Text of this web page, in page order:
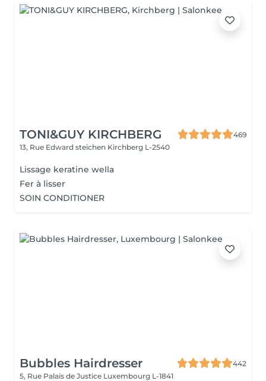
TONI&GUY KIRCHBERG
469
13, Rue Edward steichen Kirchberg L-2540
Lissage keratine wella
Fer à lisser
SOIN CONDITIONER
Bubbles Hairdresser
442
5, Rue Palais de Justice Luxembourg L-1841